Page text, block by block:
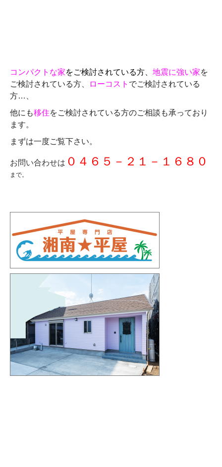
コンパクトな家をご検討されている方、 地震に強い家を
ご検討されている方、
ローコスト でご検討されている
方…、
他にも移住をご検討されている方のご相談も承っており
ます。
まずは一度ご覧下さい。
お問い合わせは ０４６５－２１－１６８０
まで。